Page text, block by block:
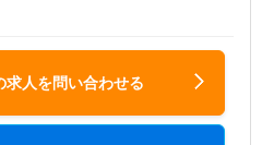
求人を問い合わせる